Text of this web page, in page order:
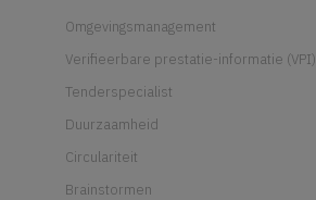
Omgevingsmanagement
Verifieerbare prestatie-informatie (VPI)
Tenderspecialist
Duurzaamheid
Circulariteit
Brainstormen